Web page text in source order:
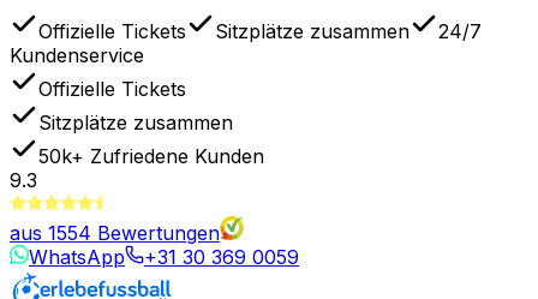
Offizielle Tickets Sitzplätze zusammen
24/7
Kundenservice
Offizielle Tickets
Sitzplätze zusammen
50k+ Zufriedene Kunden
9.3
aus 1554 Bewertungen
WhatsApp
+31 30 369 0059